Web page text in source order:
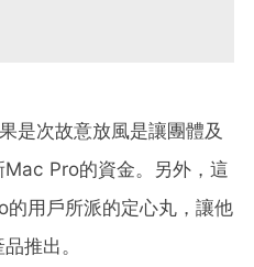
是次故意放風是讓團體及
Pro的資金。另外，這
用戶所派的定心丸，讓他
推出。